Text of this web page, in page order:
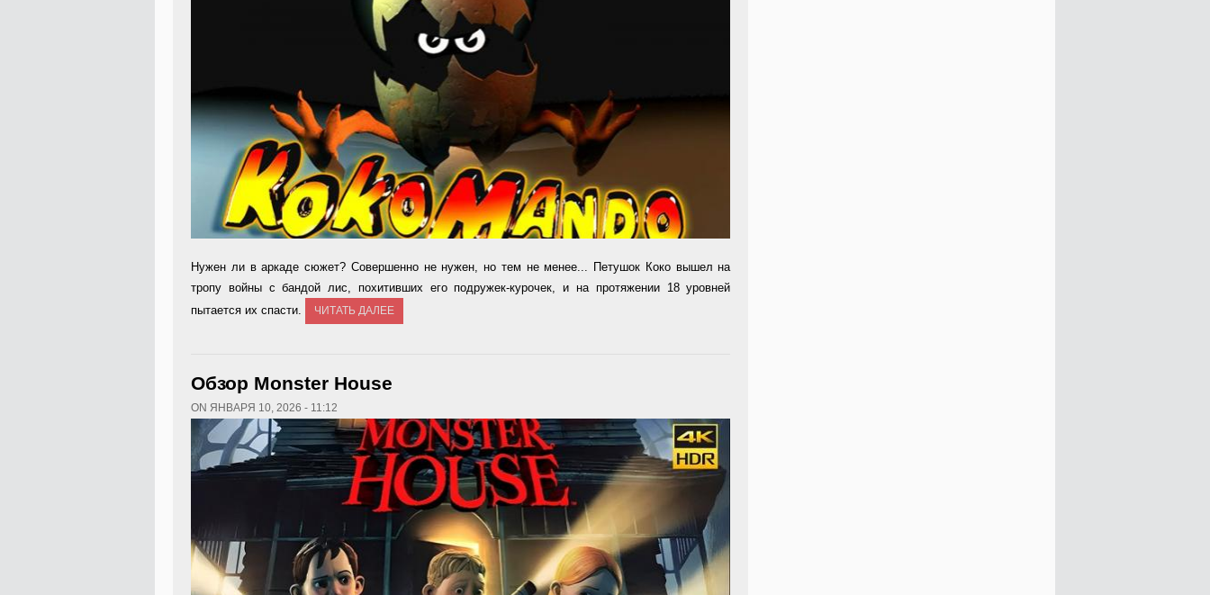
Нужен ли в аркаде сюжет? Со­вершенно не нужен, но тем не менее... Петушок Коко вышел на
тропу войны с бандой лис, похитивших его подружек-ку­рочек, и на протяжении 18 уровней
пытается их спасти.
ЧИТАТЬ ДАЛЕЕ
Обзор Monster House
ON ЯНВАРЯ 10, 2026 - 11:12